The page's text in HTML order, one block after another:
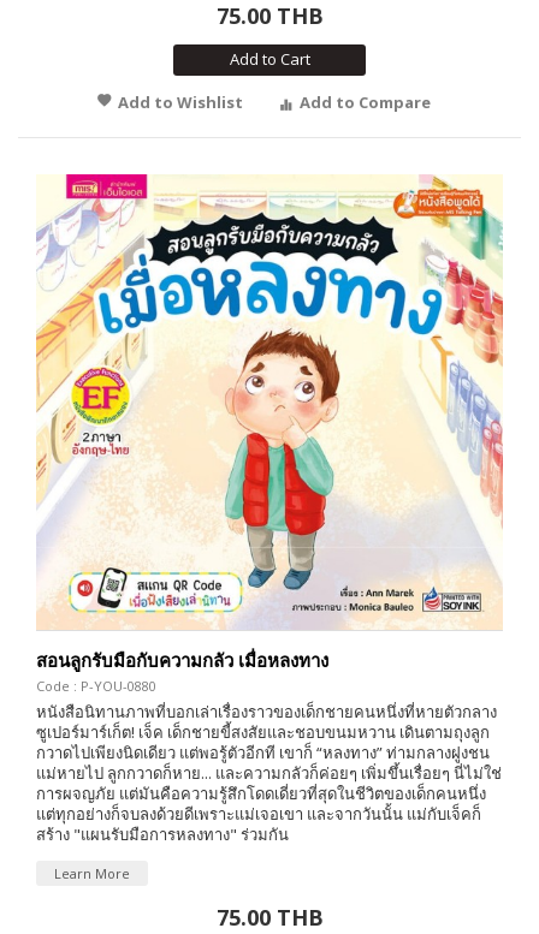
75.00 THB
Add to Cart
Add to Wishlist
Add to Compare
สอนลูกรับมือกับความกลัว เมื่อหลงทาง
Code : P-YOU-0880
หนังสือนิทานภาพที่บอกเล่าเรื่องราวของเด็กชายคนหนึ่งที่หายตัวกลาง
ซูเปอร์มาร์เก็ต! เจ็ค เด็กชายขี้สงสัยและชอบขนมหวาน เดินตามถุงลูก
กวาดไปเพียงนิดเดียว แต่พอรู้ตัวอีกที เขาก็ “หลงทาง” ท่ามกลางฝูงชน
แม่หายไป ลูกกวาดก็หาย... และความกลัวก็ค่อยๆ เพิ่มขึ้นเรื่อยๆ นี่ไม่ใช่
การผจญภัย แต่มันคือความรู้สึกโดดเดี่ยวที่สุดในชีวิตของเด็กคนหนึ่ง
แต่ทุกอย่างก็จบลงด้วยดีเพราะแม่เจอเขา และจากวันนั้น แม่กับเจ็คก็
สร้าง "แผนรับมือการหลงทาง" ร่วมกัน
Learn More
75.00 THB